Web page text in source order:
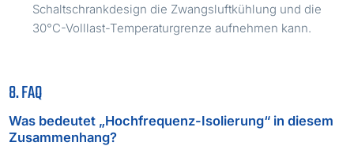
Schaltschrankdesign die Zwangsluftkühlung und die
30°C-Volllast-Temperaturgrenze aufnehmen kann.
8. FAQ
Was bedeutet „Hochfrequenz-Isolierung“ in diesem
Zusammenhang?